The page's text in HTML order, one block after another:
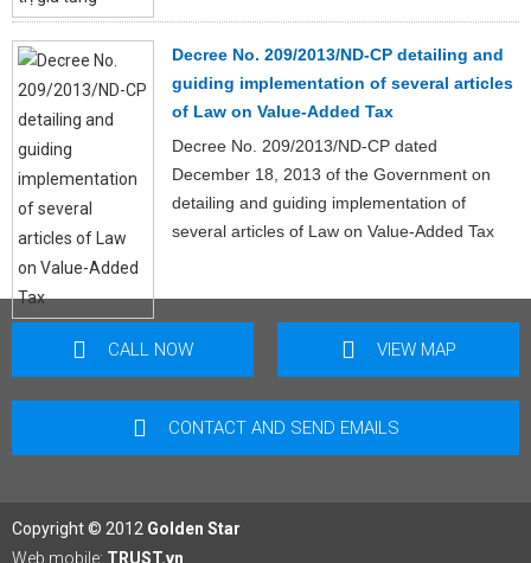
Decree No. 209/2013/ND-CP detailing and
guiding implementation of several articles
of Law on Value-Added Tax
Decree No. 209/2013/ND-CP dated
December 18, 2013 of the Government on
detailing and guiding implementation of
several articles of Law on Value-Added Tax
CALL NOW VIEW MAP
CONTACT AND SEND EMAILS
Copyright © 2012 Golden Star
Web mobile: TRUST.vn